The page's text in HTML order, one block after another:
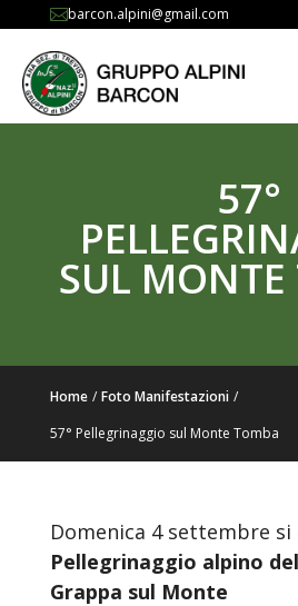
barcon.alpini@gmail.com
57°
SUL
Home / Foto Manifestazioni /
57° Pellegrinaggio sul Monte Tomba
Domenica 4 settembre
Pellegrinaggio alpino
Grappa sul Monte